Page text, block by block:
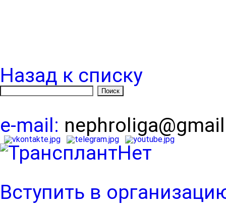
Назад к списку
e-mail:
Вступить в